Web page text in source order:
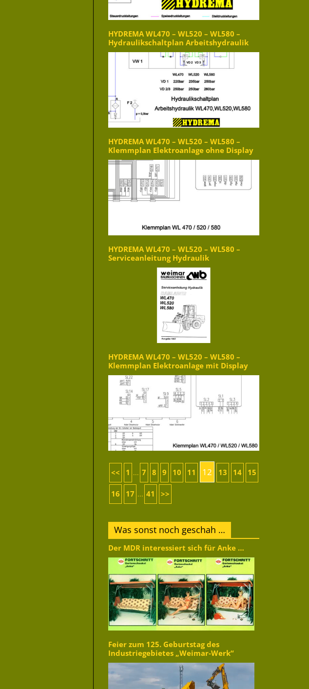
HYDREMA WL470 – WL520 – WL580 –
Hydraulikschaltplan Arbeitshydraulik
HYDREMA WL470 – WL520 – WL580 –
Klemmplan Elektroanlage ohne Display
HYDREMA WL470 – WL520 – WL580 –
Serviceanleitung Hydraulik
HYDREMA WL470 – WL520 – WL580 –
Klemmplan Elektroanlage mit Display
<< 1 ... 7 8 9 10 11 12 13 14 15
16 17 ... 41 >>
Was sonst noch geschah …
Der MDR interessiert sich für Anke …
Feier zum 125. Geburtstag des
Industriegebietes „Weimar-Werk“